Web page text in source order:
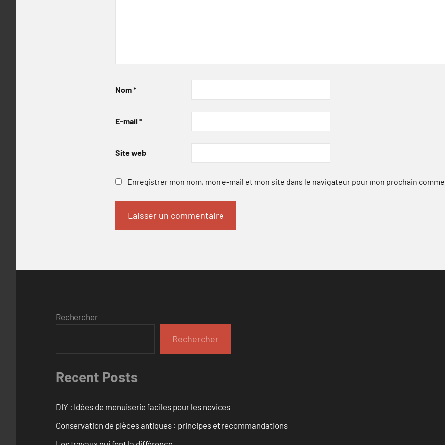
Nom*
E-mail *
Site web
Enregistrer mon nom, mon e-mail et mon site dans le navigateur pour mon prochain
Rechercher
Rechercher
Recent Posts
DIY : Idées de menuiserie faciles pour les novices
Conservation de pièces antiques : principes et recommandations